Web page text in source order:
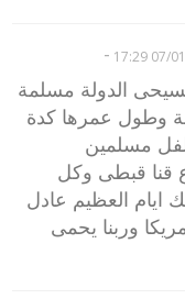
07/01/
-
الدولة مسلمة
وطول عمرها كدة
مسلمين
قنا قبطى وكل
العظيم عادل
وربنا يحمى